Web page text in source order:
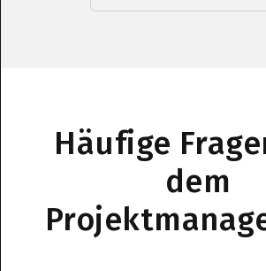
Häufige
dem